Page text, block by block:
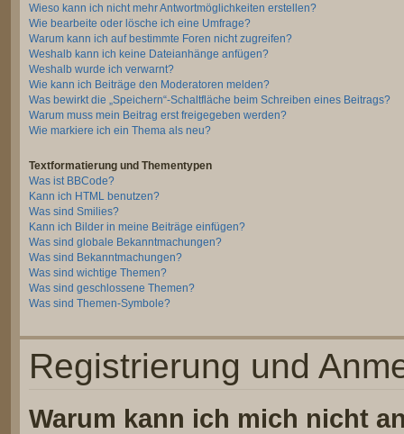
Wieso kann ich nicht mehr Antwortmöglichkeiten erstellen?
Wie bearbeite oder lösche ich eine Umfrage?
Warum kann ich auf bestimmte Foren nicht zugreifen?
Weshalb kann ich keine Dateianhänge anfügen?
Weshalb wurde ich verwarnt?
Wie kann ich Beiträge den Moderatoren melden?
Was bewirkt die „Speichern“-Schaltfläche beim Schreiben eines Beitrags?
Warum muss mein Beitrag erst freigegeben werden?
Wie markiere ich ein Thema als neu?
Textformatierung und Thementypen
Was ist BBCode?
Kann ich HTML benutzen?
Was sind Smilies?
Kann ich Bilder in meine Beiträge einfügen?
Was sind globale Bekanntmachungen?
Was sind Bekanntmachungen?
Was sind wichtige Themen?
Was sind geschlossene Themen?
Was sind Themen-Symbole?
Registrierung und
Warum kann ich mich nicht